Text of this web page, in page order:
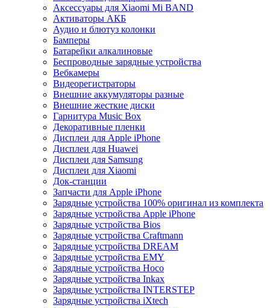
Аксессуары для Xiaomi Mi BAND
Активаторы АКБ
Аудио и блютуз колонки
Бамперы
Батарейки алкалиновые
Беспроводные зарядные устройства
Вебкамеры
Видеорегистраторы
Внешние аккумуляторы разные
Внешние жесткие диски
Гарнитура Music Box
Декоративные пленки
Дисплеи для Apple iPhone
Дисплеи для Huawei
Дисплеи для Samsung
Дисплеи для Xiaomi
Док-станции
Запчасти для Apple iPhone
Зарядные устройства 100% оригинал из комплекта
Зарядные устройства Apple iPhone
Зарядные устройства Bios
Зарядные устройства Craftmann
Зарядные устройства DREAM
Зарядные устройства EMY
Зарядные устройства Hoco
Зарядные устройства Inkax
Зарядные устройства INTERSTEP
Зарядные устройства iXtech